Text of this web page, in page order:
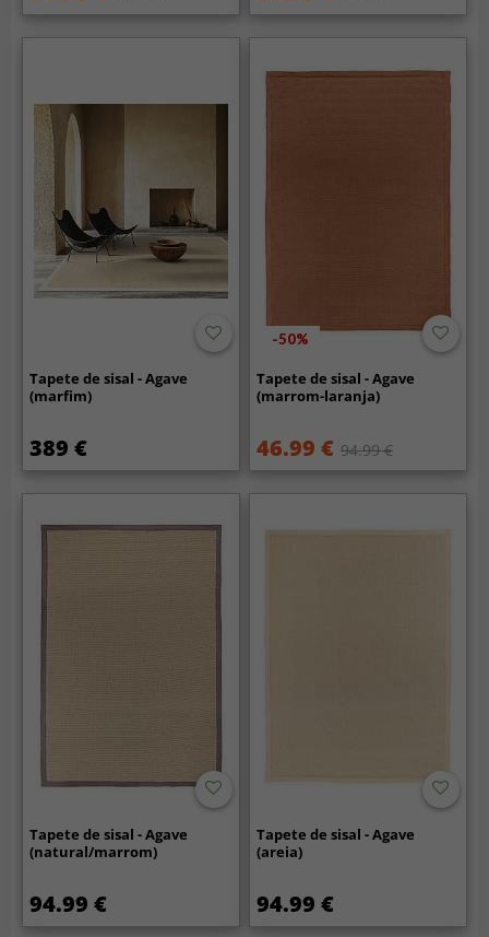
Tapete de sisal - Agave
(marfim)
389 €
-50%
Tapete de sisal - Agave
(marrom-laranja)
46.99 € 94.99 €
Tapete de sisal - Agave
(natural/marrom)
94.99 €
Tapete de sisal - Agave
(areia)
94.99 €